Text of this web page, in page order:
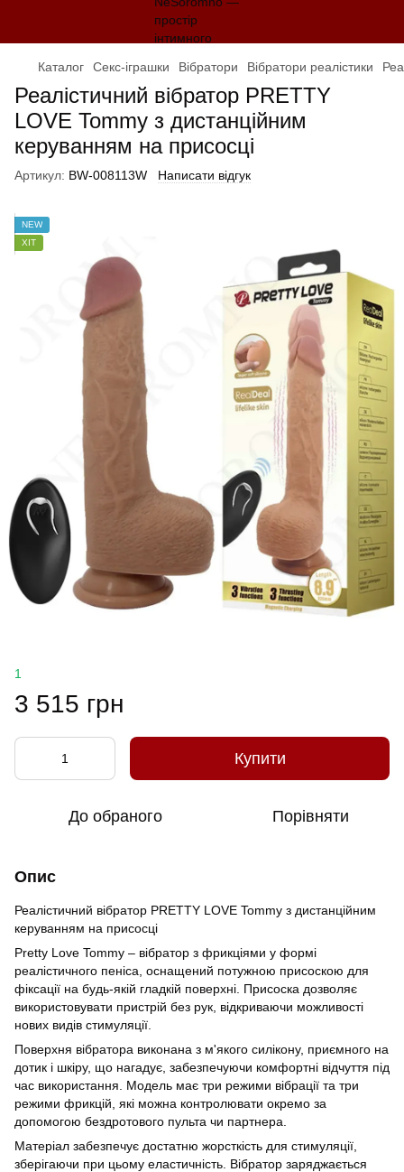
Каталог Секс-іграшки Вібратори Вібратори реалістики
Реалістичний вібратор PRETTY
LOVE Tommy з дистанційним
керуванням на присосці
Артикул: BW-008113W Написати відгук
NEW
ХІТ
1
3 515 грн
Купити
До обраного Порівняти
Опис
Реалістичний вібратор PRETTY LOVE Tommy з дистанційним
керуванням на присосці
Pretty Love Tommy – вібратор з фрикціями у формі
реалістичного пеніса, оснащений потужною присоскою для
фіксації на будь-якій гладкій поверхні. Присоска дозволяє
використовувати пристрій без рук, відкриваючи можливості
нових видів стимуляції.
Поверхня вібратора виконана з м'якого силікону, приємного на
дотик і шкіру, що нагадує, забезпечуючи комфортні відчуття під
час використання. Модель має три режими вібрації та три
режими фрикцій, які можна контролювати окремо за
допомогою бездротового пульта чи партнера.
Матеріал забезпечує достатню жорсткість для стимуляції,
зберігаючи при цьому еластичність. Вібратор заряджається